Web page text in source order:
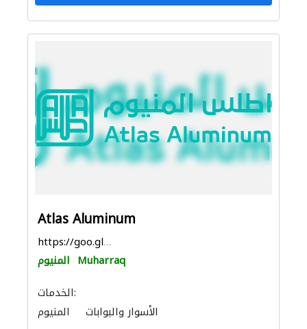
Atlas Aluminum
https://goo.gl/maps/8Huwc448GpN79KBd8
المنيوم Muharraq
الخدمات:
المنيوم
الأسوار والبوابات